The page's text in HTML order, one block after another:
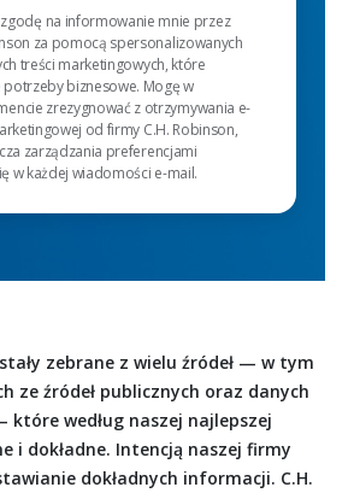
na informowanie mnie przez
za pomocą spersonalizowanych
treści marketingowych, które
biznesowe. Mogę w
zrezygnować z otrzymywania e-
od firmy C.H. Robinson,
zarządzania preferencjami
w każdej wiadomości e-mail.
zebrane z wielu źródeł — w tym
ze źródeł publicznych oraz danych
które według naszej najlepszej
i dokładne. Intencją naszej firmy
dokładnych informacji. C.H.